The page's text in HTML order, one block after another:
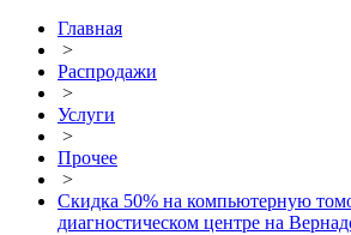
Главная
>
Распродажи
>
Услуги
>
Прочее
>
Скидка 50% на компьютерную
диагностическом центре на